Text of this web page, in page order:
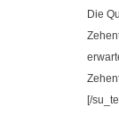
Die
[/